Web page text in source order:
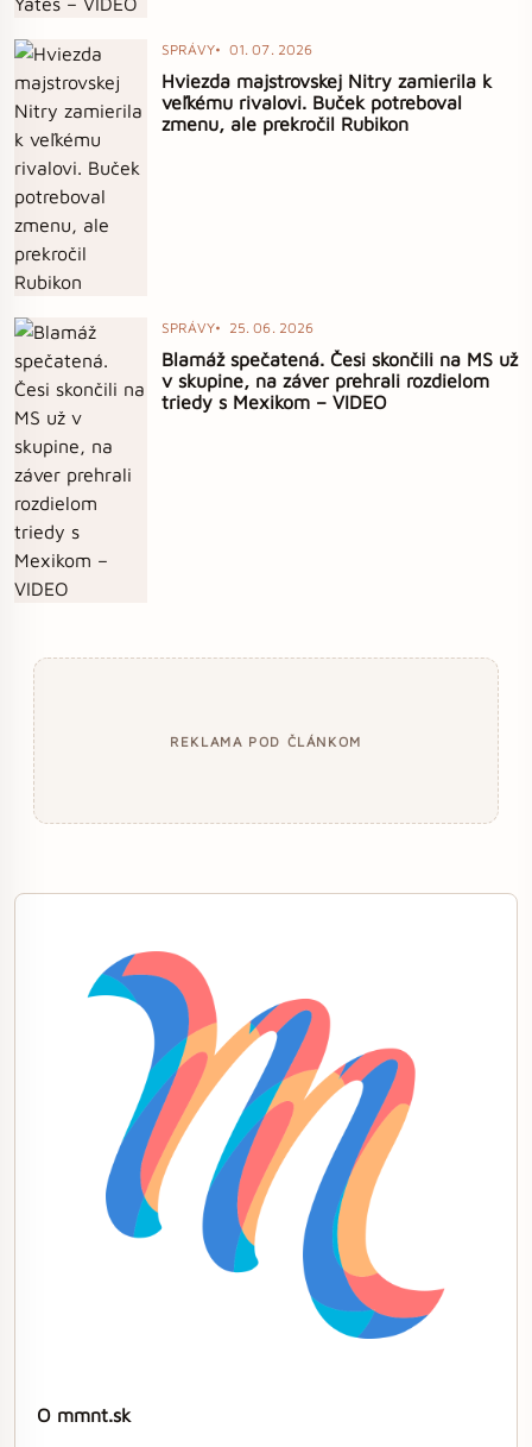
SPRÁVY 01. 07. 2026
Hviezda majstrovskej Nitry zamierila k
veľkému rivalovi. Buček potreboval
zmenu, ale prekročil Rubikon
SPRÁVY 25. 06. 2026
Blamáž spečatená. Česi skončili na MS už
v skupine, na záver prehrali rozdielom
triedy s Mexikom – VIDEO
REKLAMA POD ČLÁNKOM
O mmnt.sk